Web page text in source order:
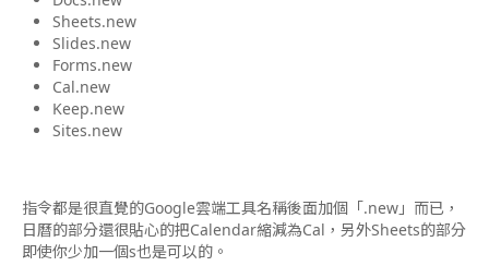
Sheets.new
Slides.new
Forms.new
Cal.new
Keep.new
Sites.new
指令都是很直覺的Google雲端工具名稱後面加個「.new」而已，
日曆的部分還很貼心的把Calendar縮減為Cal，另外Sheets的部分
即使你少加一個s也是可以的。